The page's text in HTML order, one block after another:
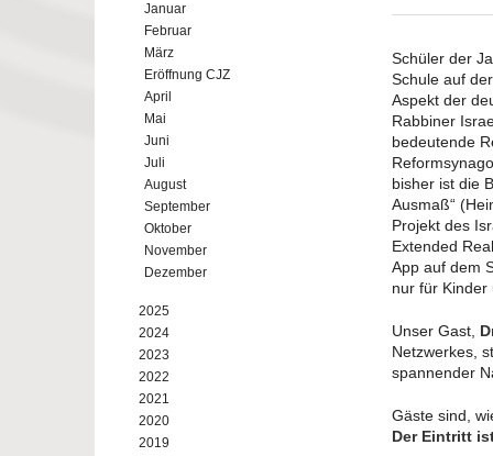
Januar
Februar
März
Eröffnung CJZ
April
Mai
Juni
Juli
August
September
Oktober
November
Dezember
2025
2024
2023
2022
2021
2020
2019
Schüler der
Schule auf
Aspekt der
Rabbiner
bedeutende
bisher ist die
Ausmaß“
Projekt des
Extended
App auf dem
nur für Kinder
Unser Gast,
Netzwerkes,
spannender
Gäste sind,
Der Eintritt